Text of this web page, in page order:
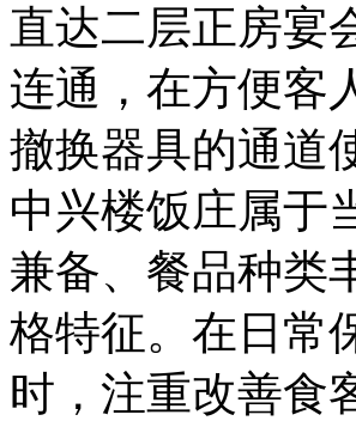
直达二层正房宴
连通，在方便客
撤换器具的通道
中兴楼饭庄属于
兼备、餐品种类
格特征。在日常
时，注重改善食